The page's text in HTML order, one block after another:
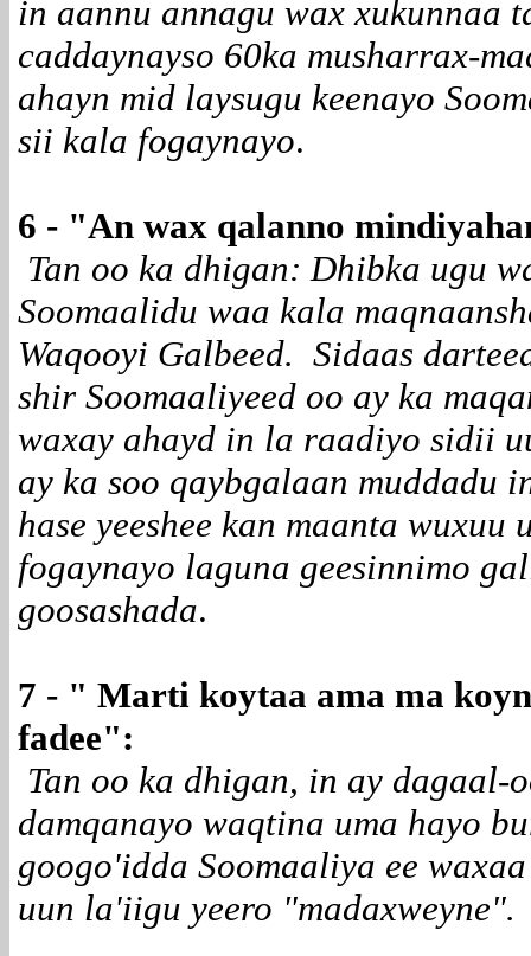
in aannu annagu wax xukunnaa
caddaynayso 60ka musharrax-
ahayn mid laysugu keenayo
sii kala fogaynayo.
6 - "An wax qalanno
Tan oo ka dhigan: Dhibka ugu
Soomaalidu waa kala
Waqooyi Galbeed. Sidaas
shir Soomaaliyeed oo ay ka
waxay ahayd in la raadiyo sidii
ay ka soo qaybgalaan muddadu
hase yeeshee kan maanta
fogaynayo laguna geesinnimo
goosashada.
7 - " Marti koytaa ama ma
fadee":
Tan oo ka dhigan, in ay dagaal-
damqanayo waqtina uma hayo
googo'idda Soomaaliya ee
uun la'iigu yeero "madaxweyne".